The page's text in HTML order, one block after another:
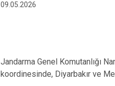
09.05.2026
Jandarma Genel Komutanlığı
koordinesinde, Diyarbakır ve